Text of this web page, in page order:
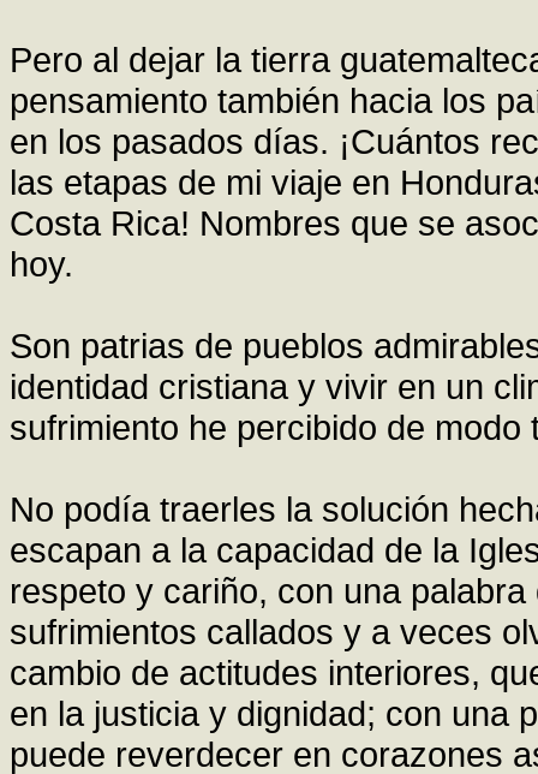
Pero al dejar la tierra
pensamiento también hacia los
en los pasados días. ¡Cuántos
las etapas de mi viaje en
Costa Rica! Nombres que se
hoy.
Son patrias de pueblos
identidad cristiana y vivir en un
sufrimiento he percibido de modo
No podía traerles la solución
escapan a la capacidad de la
respeto y cariño, con una
sufrimientos callados y a veces
cambio de actitudes interiores,
en la justicia y dignidad; con una
puede reverdecer en corazones